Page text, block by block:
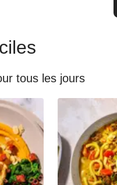
tous les jours